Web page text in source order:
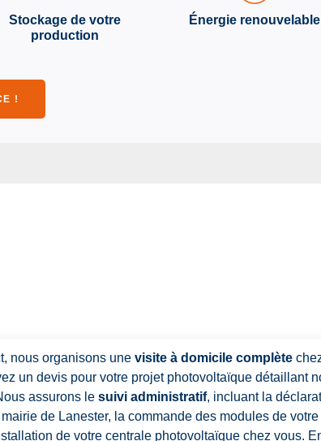
Stockage de votre
production
Énergie renouvelable
!
nous organisons une visite à domicile complète
un devis pour votre projet photovoltaïque détaillant
assurons le suivi administratif, incluant la
de Lanester, la commande des modules de
de votre centrale photovoltaïque chez vous.